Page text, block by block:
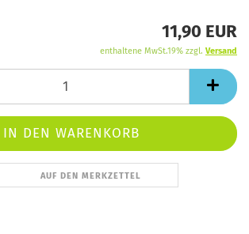
11,90 EUR
enthaltene MwSt.19% zzgl. Versand
AUF DEN MERKZETTEL